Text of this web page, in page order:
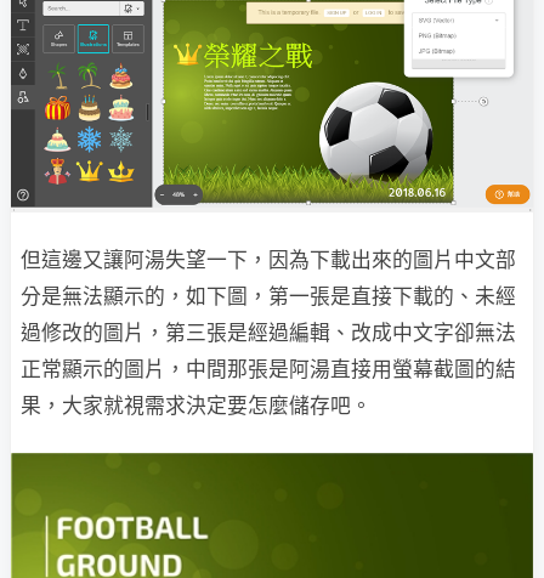
但這邊又讓阿湯失望一下，因為下載出來的圖片中文部
分是無法顯示的，如下圖，第一張是直接下載的、未經
過修改的圖片，第三張是經過編輯、改成中文字卻無法
正常顯示的圖片，中間那張是阿湯直接用螢幕截圖的結
果，大家就視需求決定要怎麼儲存吧。